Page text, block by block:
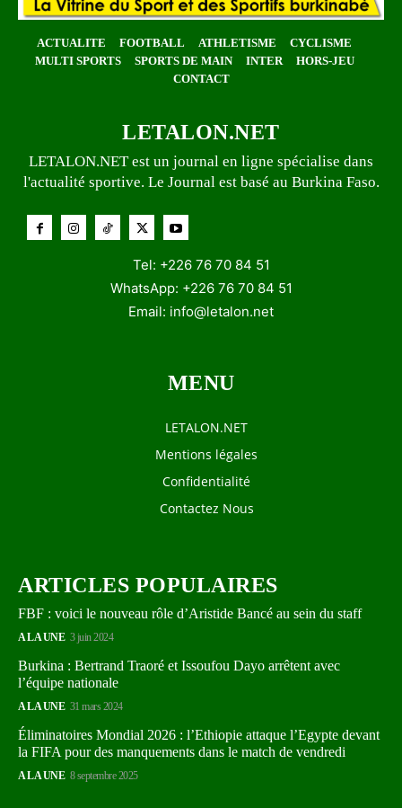
ACTUALITE FOOTBALL ATHLETISME
CYCLISME
MULTI SPORTS
SPORTS DE MAIN INTER
HORS-JEU
CONTACT
LETALON.NET
LETALON.NET est un journal en ligne spécialise dans
l'actualité sportive. Le Journal est basé au Burkina Faso.
Tel: +226 76 70 84 51
WhatsApp: +226 76 70 84 51
Email: info@letalon.net
MENU
LETALON.NET
Mentions légales
Confidentialité
Contactez Nous
ARTICLES POPULAIRES
FBF : voici le nouveau rôle d’Aristide Bancé au sein du staff
A LA UNE 3 juin 2024
Burkina : Bertrand Traoré et Issoufou Dayo arrêtent avec
l’équipe nationale
A LA UNE 31 mars 2024
Éliminatoires Mondial 2026 : l’Ethiopie attaque l’Egypte devant
la FIFA pour des manquements dans le match de vendredi
A LA UNE 8 septembre 2025